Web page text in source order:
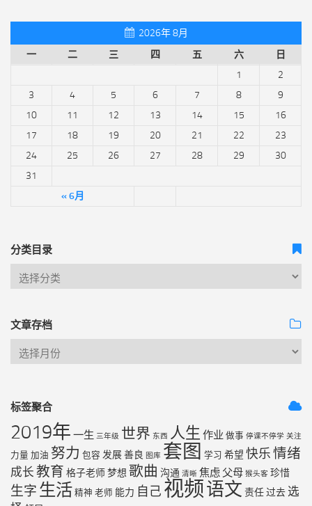
2026年 8月
一
二 三 四 五 六 日
« 6月
1
2
3
4 5 6 7 8
9
10
11 12 13 14 15
16
17
18 19 20 21 22
23
24
25 26 27 28 29
30
31
分类目录
文章存档
标签聚合
2019年 一生 三年级 世界 东西 人生 作业 做事 停课不停学 关注
力量 加油 努力 包容 发展善良 图库 套图 学习 希望 快乐情绪
成长 教育 格子老师梦想 歌曲 沟通 清晰 焦虑 父母 猴头客 珍惜
生字 生活 精神 老师 能力 自己 视频语文 责任过去 选